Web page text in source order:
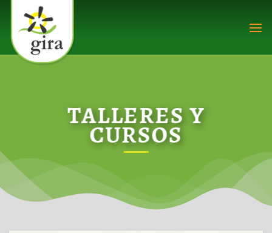
contenido
TALLERES Y
CURSOS